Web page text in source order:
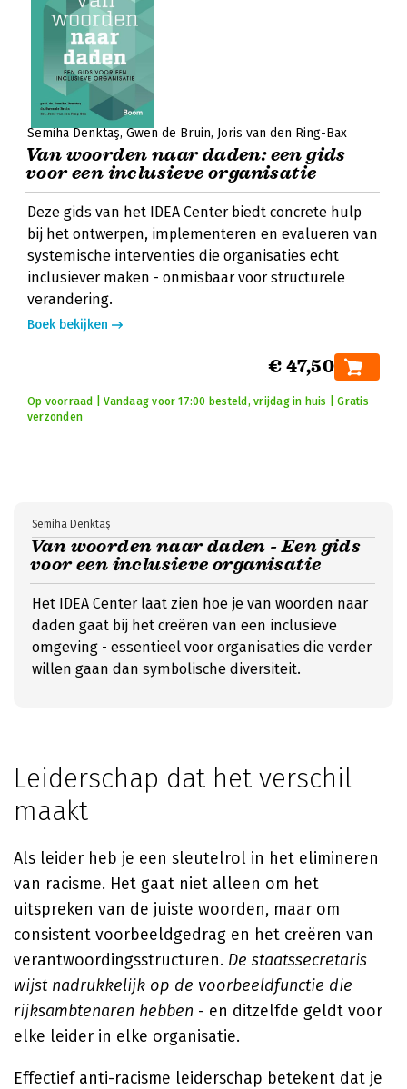
Semiha Denktaş Gwen de Bruin Joris van den Ring-Bax
Van woorden naar daden: een gids
voor een inclusieve organisatie
Deze gids van het IDEA Center biedt concrete hulp
bij het ontwerpen, implementeren en evalueren van
systemische interventies die organisaties echt
inclusiever maken - onmisbaar voor structurele
verandering.
Boek bekijken
€ 47,50
Op voorraad | Vandaag voor 17:00 besteld, vrijdag in huis | Gratis
verzonden
Van woorden naar daden - Een gids
voor een inclusieve organisatie
Semiha Denktaş
Het IDEA Center laat zien hoe je van woorden naar
daden gaat bij het creëren van een inclusieve
omgeving - essentieel voor organisaties die verder
willen gaan dan symbolische diversiteit.
Leiderschap dat het verschil
maakt
Als leider heb je een sleutelrol in het elimineren
van racisme. Het gaat niet alleen om het
uitspreken van de juiste woorden, maar om
consistent voorbeeldgedrag en het creëren van
verantwoordingsstructuren. De staatssecretaris
wijst nadrukkelijk op de voorbeeldfunctie die
rijksambtenaren hebben - en ditzelfde geldt voor
elke leider in elke organisatie.
Effectief anti-racisme leiderschap betekent dat je